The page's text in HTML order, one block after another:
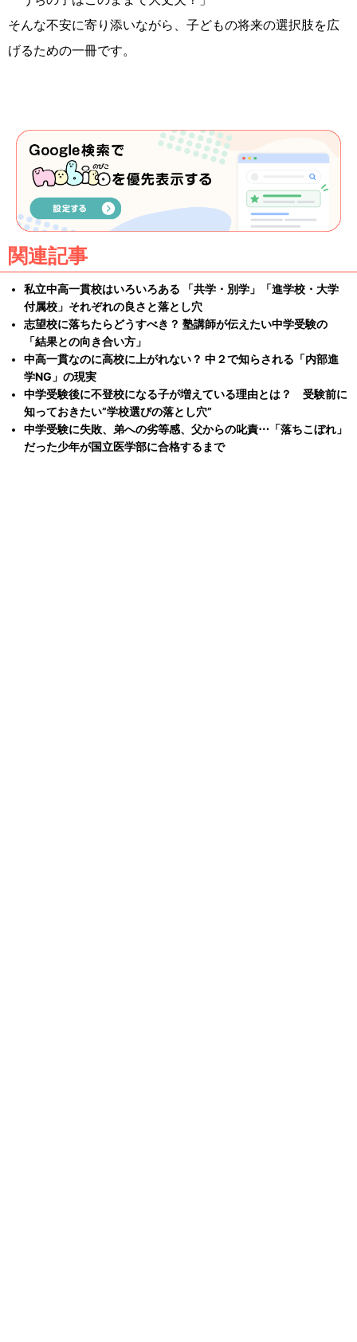
そんな不安に寄り添いながら、子どもの将来の選択肢を広
げるための一冊です。
関連記事
私立中高一貫校はいろいろある 「共学・別学」「進学校・大学
付属校」それぞれの良さと落とし穴
志望校に落ちたらどうすべき？ 塾講師が伝えたい中学受験の
「結果との向き合い方」
中高一貫なのに高校に上がれない？ 中２で知らされる「内部進
学NG」の現実
中学受験後に不登校になる子が増えている理由とは？ 受験前に
知っておきたい”学校選びの落とし穴”
中学受験に失敗、弟への劣等感、父からの叱責⋯「落ちこぼれ」
だった少年が国立医学部に合格するまで